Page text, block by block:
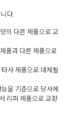
다.
의 다른 제품으로 교
품과 다른 제품으로
사 제품으로 대체될
을 기준으로 당사에
리퍼 제품으로 교환